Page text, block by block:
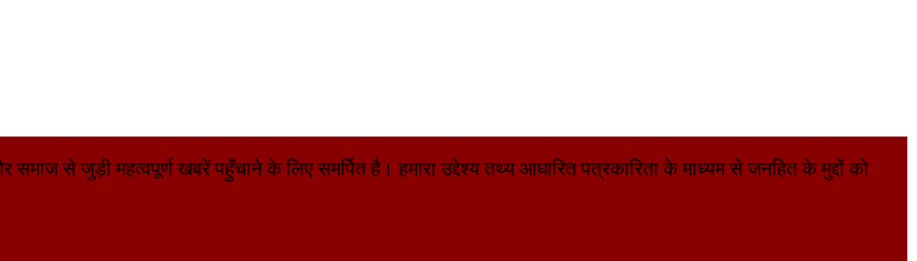
से जुड़ी महत्वपूर्ण खबरें पहुँचाने के लिए समर्पित है। हमारा उद्देश्य तथ्य आधारित पत्रकारिता के माध्यम से जनहित के मुद्दों को